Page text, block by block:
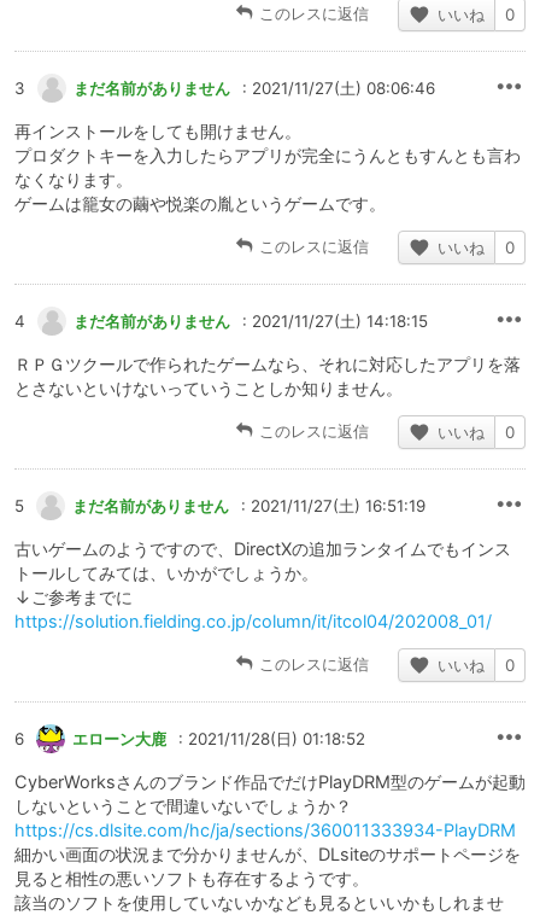
このレスに返信 いいね 0
3 まだ名前がありません : 2021/11/27(土) 08:06:46
再インストールをしても開けません。
プロダクトキーを入力したらアプリが完全にうんともすんとも言わ
なくなります。
ゲームは籠女の繭や悦楽の胤というゲームです。
このレスに返信 いいね 0
4 まだ名前がありません : 2021/11/27(土) 14:18:15
ＲＰＧツクールで作られたゲームなら、それに対応したアプリを落
とさないといけないっていうことしか知りません。
このレスに返信 いいね 0
5 まだ名前がありません : 2021/11/27(土) 16:51:19
古いゲームのようですので、DirectXの追加ランタイムでもインス
トールしてみては、いかがでしょうか。
↓ご参考までに
https://solution.fielding.co.jp/column/it/itcol04/202008_01/
このレスに返信 いいね 0
6 エローン大鹿 : 2021/11/28(日) 01:18:52
CyberWorksさんのブランド作品でだけPlayDRM型のゲームが起動
しないということで間違いないでしょうか？
https://cs.dlsite.com/hc/ja/sections/360011333934-PlayDRM
細かい画面の状況まで分かりませんが、DLsiteのサポートページを
見ると相性の悪いソフトも存在するようです。
該当のソフトを使用していないかなども見るといいかもしれませ